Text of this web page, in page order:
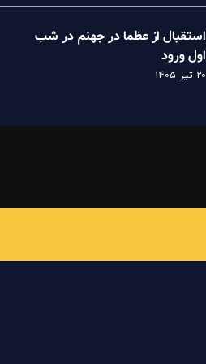
استقبال از عظما در جهنم در شب
اول ورود
۲۰ تیر ۱۴۰۵